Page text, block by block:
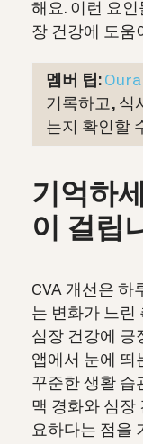
해요. 이런 요
장 건강에 도움
멤버 팁: Oura
기록하고, 식
는지 확인할
기억하
이 걸립
CVA 개선은 하
는 변화가 느린
심장 건강에 긍
앱에서 눈에 띄
꾸준한 생활 습
맥 경화와 심장
요하다는 점을